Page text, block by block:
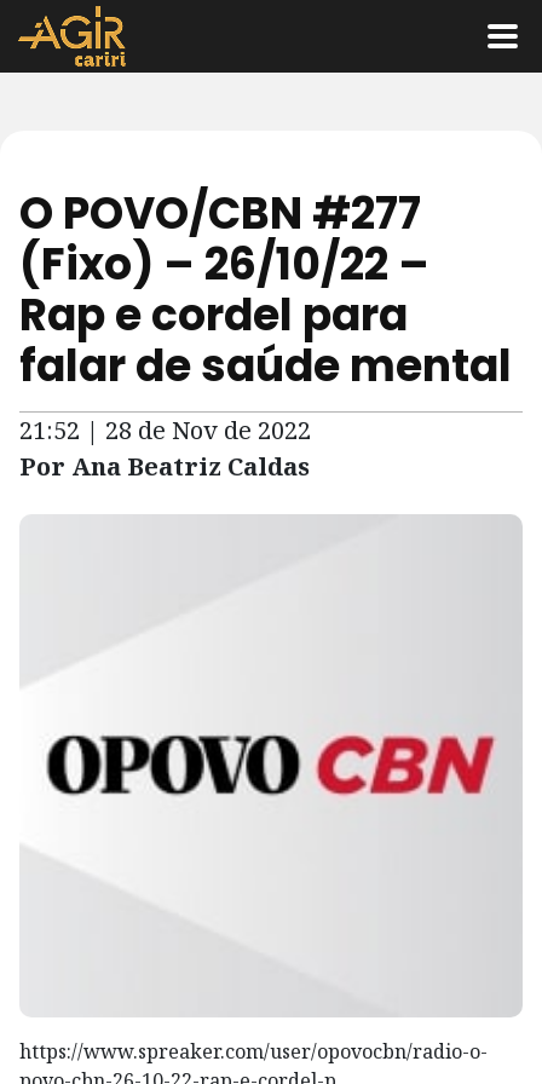
O POVO/CBN #277
(Fixo) – 26/10/22 –
Rap e cordel para
falar de saúde mental
21:52 | 28 de Nov de 2022
Por Ana Beatriz Caldas
https://www.spreaker.com/user/opovocbn/radio-o-